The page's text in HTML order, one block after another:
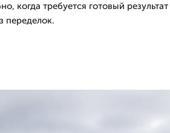
когда требуется готовый результат
переделок.